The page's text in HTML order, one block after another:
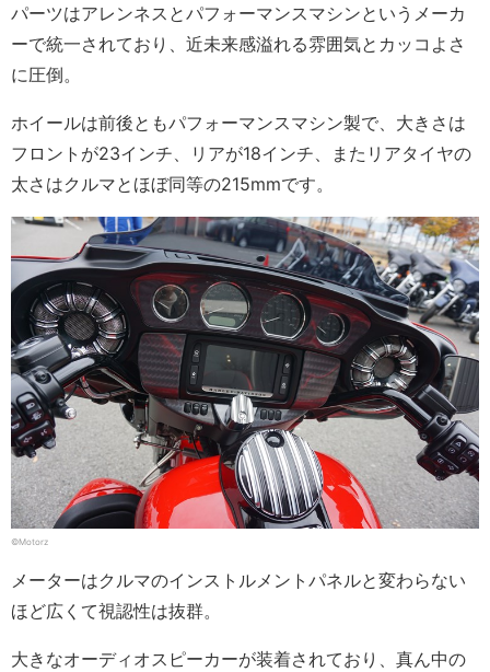
パーツはアレンネスとパフォーマンスマシンというメーカ
ーで統一されており、近未来感溢れる雰囲気とカッコよさ
に圧倒。
ホイールは前後ともパフォーマンスマシン製で、大きさは
フロントが23インチ、リアが18インチ、またリアタイヤの
太さはクルマとほぼ同等の215mmです。
©Motorz
メーターはクルマのインストルメントパネルと変わらない
ほど広くて視認性は抜群。
大きなオーディオスピーカーが装着されており、真ん中の